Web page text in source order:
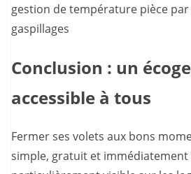
gestion de température pièce
gaspillages
Conclusion : un
accessible à tous
Fermer ses volets aux bons
simple, gratuit et immédiatement